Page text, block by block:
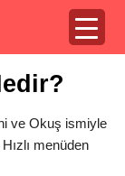
ve Okuş ismiyle
menüden